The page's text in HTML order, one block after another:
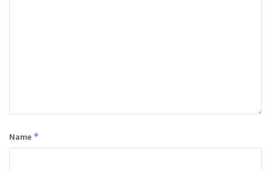
Name *